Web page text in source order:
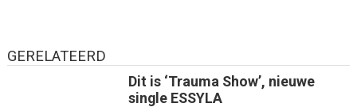
GERELATEERD
Dit is ‘Trauma Show’, nieuwe
single ESSYLA